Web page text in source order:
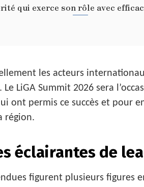
qui exerce son rôle avec
les acteurs
LiGA Summit 2026 sera
ont permis ce succès et pour
région.
éclairantes de
figurent plusieurs figures